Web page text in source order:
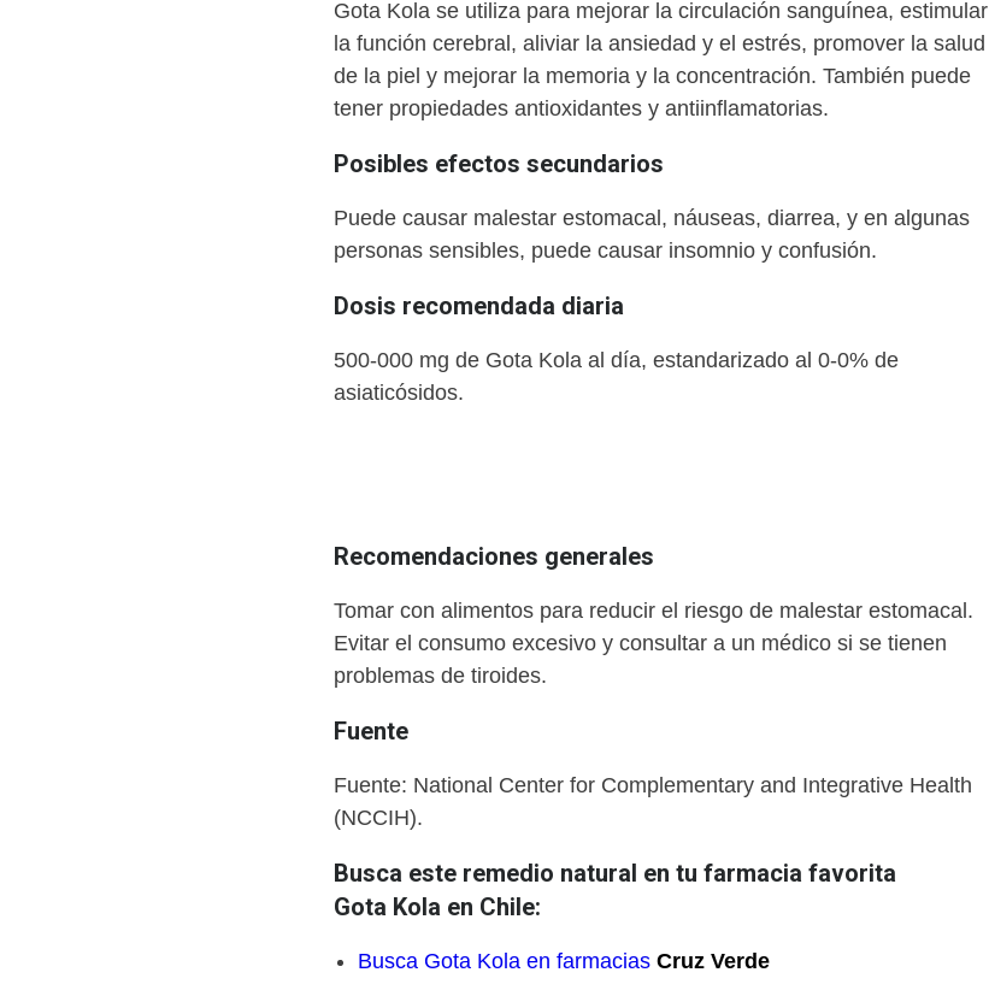
Gota Kola se utiliza para mejorar la circulación sanguínea, estimular
la función cerebral, aliviar la ansiedad y el estrés, promover la salud
de la piel y mejorar la memoria y la concentración. También puede
tener propiedades antioxidantes y antiinflamatorias.
Posibles efectos secundarios
Puede causar malestar estomacal, náuseas, diarrea, y en algunas
personas sensibles, puede causar insomnio y confusión.
Dosis recomendada diaria
500-000 mg de Gota Kola al día, estandarizado al 0-0% de
asiaticósidos.
Recomendaciones generales
Tomar con alimentos para reducir el riesgo de malestar estomacal.
Evitar el consumo excesivo y consultar a un médico si se tienen
problemas de tiroides.
Fuente
Fuente: National Center for Complementary and Integrative Health
(NCCIH).
Busca este remedio natural en tu farmacia favorita
Gota Kola en Chile:
Busca Gota Kola en farmacias Cruz Verde